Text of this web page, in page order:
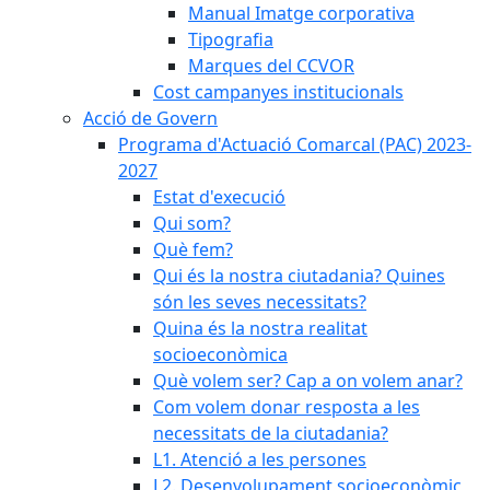
Manual Imatge corporativa
Tipografia
Marques del CCVOR
Cost campanyes institucionals
Acció de Govern
Programa d'Actuació Comarcal (PAC) 2023-
2027
Estat d'execució
Qui som?
Què fem?
Qui és la nostra ciutadania? Quines
són les seves necessitats?
Quina és la nostra realitat
socioeconòmica
Què volem ser? Cap a on volem anar?
Com volem donar resposta a les
necessitats de la ciutadania?
L1. Atenció a les persones